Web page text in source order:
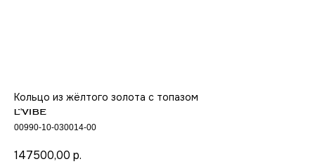
Кольцо из жёлтого золота с топазом
L'VIBE
00990-10-030014-00
147500,00 р.